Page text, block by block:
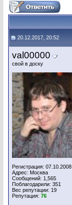
20.12.2017, 20:52
val00000
свой в доску
Регистрация: 07.10.2008
Адрес: Москва
Сообщений: 1,565
Поблагодарили: 351
Вес репутации: 19
Репутация: 76